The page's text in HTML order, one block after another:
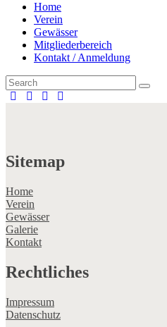
Home
Verein
Gewässer
Mitgliederbereich
Kontakt / Anmeldung
Sitemap
Home
Verein
Gewässer
Galerie
Kontakt
Rechtliches
Impressum
Datenschutz